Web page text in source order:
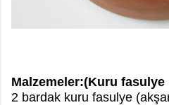
Malzemeler:(Kuru fasulye
2 bardak kuru fasulye